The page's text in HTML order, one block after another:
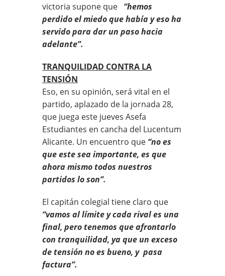
victoria supone que “hemos
perdido el miedo que había y eso ha
servido para dar un paso hacia
adelante”.
TRANQUILIDAD CONTRA LA
TENSIÓN
Eso, en su opinión, será vital en el
partido, aplazado de la jornada 28,
que juega este jueves Asefa
Estudiantes en cancha del Lucentum
Alicante. Un encuentro que “no es
que este sea importante, es que
ahora mismo todos nuestros
partidos lo son”.
El capitán colegial tiene claro que
“vamos al límite y cada rival es una
final, pero tenemos que afrontarlo
con tranquilidad, ya que un exceso
de tensión no es bueno, y pasa
factura”.